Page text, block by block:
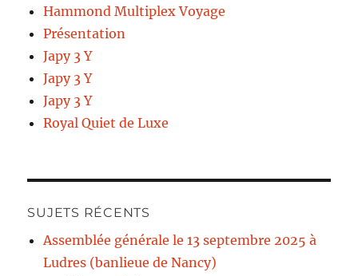
Hammond Multiplex Voyage
Présentation
Japy 3 Y
Japy 3 Y
Japy 3 Y
Royal Quiet de Luxe
SUJETS RÉCENTS
Assemblée générale le 13 septembre 2025 à
Ludres (banlieue de Nancy)